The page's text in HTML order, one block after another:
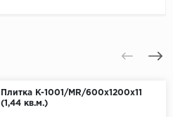
Плитка K-1001/MR/600x1200x11
(1,44 кв.м.)